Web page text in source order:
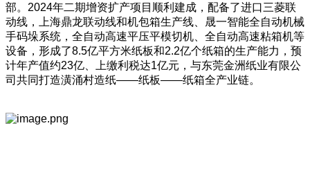
部。2024年二期增资扩产项目顺利建成，配备了进口三菱联
动线，上海鼎龙联动线和机包箱生产线、晟一智能全自动机械
手码垛系统，全自动高速平压平模切机、全自动高速粘箱机等
设备，形成了8.5亿平方米纸板和2.2亿个纸箱的生产能力，预
计年产值约23亿、上缴利税达1亿元，与东莞金洲纸业有限公
司共同打造潢涌村造纸——纸板——纸箱全产业链。